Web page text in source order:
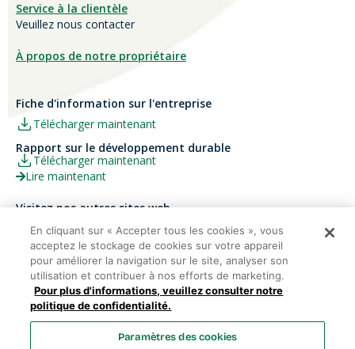
Service à la clientèle
Veuillez nous contacter
À propos de notre propriétaire
Fiche d'information sur l'entreprise
Télécharger maintenant
Rapport sur le développement durable
Télécharger maintenant
Lire maintenant
Visitez nos autres sites web
Carrières
Ariva
Papier Xerox® Canada
Xerox® Paper USA
Domtar Corporation 2025. Tous droits réservés.
En cliquant sur « Accepter tous les cookies », vous
acceptez le stockage de cookies sur votre appareil
pour améliorer la navigation sur le site, analyser son
utilisation et contribuer à nos efforts de marketing.
Pour plus d'informations, veuillez consulter notre
politique de confidentialité.
Paramètres des cookies